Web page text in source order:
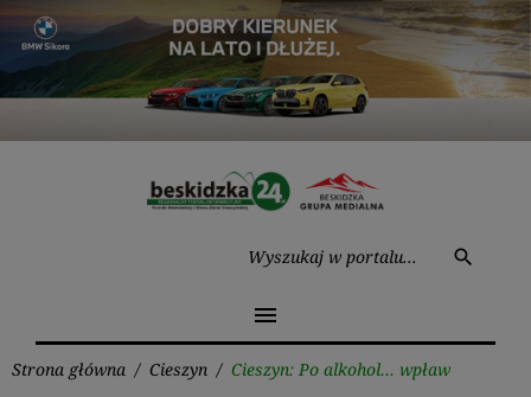
Przejdź
treści
search
menu
Strona główna / Cieszyn / Cieszyn: Po alkohol… wpław